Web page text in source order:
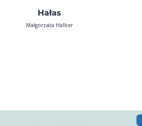
Hałas
Małgorzata Halber